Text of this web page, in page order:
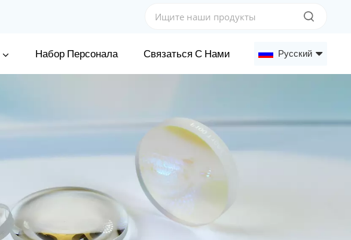
Набор Персонала Связаться С Нами Русский